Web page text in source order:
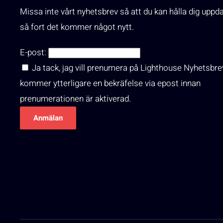
Missa inte vårt nyhetsbrev så att du kan hålla dig
så fort det kommer något nytt.
E-post:
Ja tack, jag vill prenumera på Lighthouse
kommer ytterligare en bekräfelse via epost innan
prenumerationen är aktiverad.